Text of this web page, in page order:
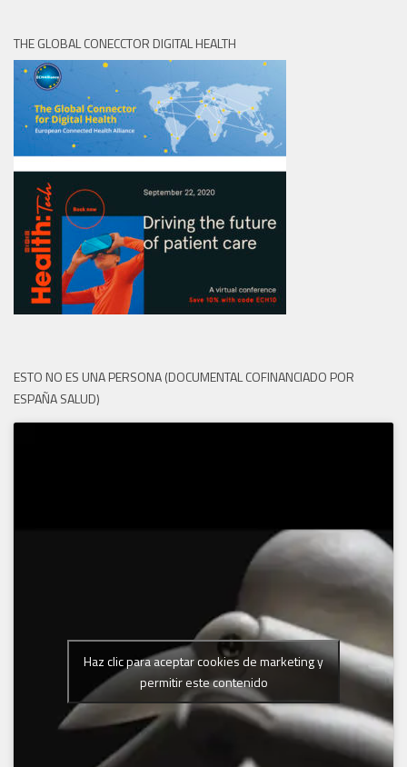
THE GLOBAL CONECCTOR DIGITAL HEALTH
ESTO NO ES UNA PERSONA (DOCUMENTAL COFINANCIADO POR
ESPAÑA SALUD)
Haz clic para aceptar cookies de marketing y
permitir este contenido